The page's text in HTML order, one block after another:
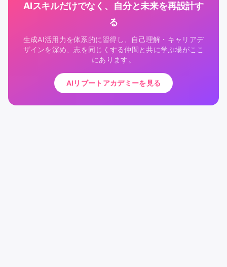
AIスキルだけでなく、自分と未来を再設計す
る
生成AI活用力を体系的に習得し、自己理解・キャリアデ
ザインを深め、志を同じくする仲間と共に学ぶ場がここ
にあります。
AIリブートアカデミーを見る